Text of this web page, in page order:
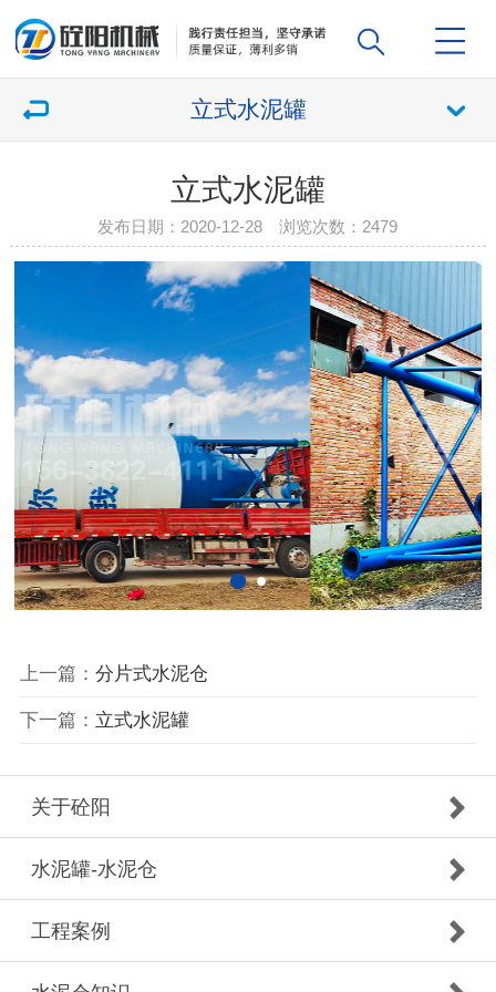
立式水泥罐
立式水泥罐
发布日期：2020-12-28 浏览次数： 2479
上一篇： 分片式水泥仓
下一篇： 立式水泥罐
关于砼阳
水泥罐-水泥仓
工程案例